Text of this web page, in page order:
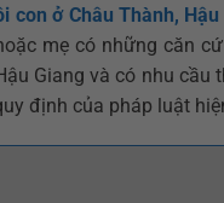
con ở Châu Thành, Hậu
mẹ có những căn
Giang và có nhu cầu
định của pháp luật